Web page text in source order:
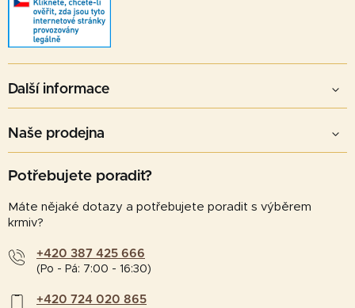
Další informace
Naše prodejna
Potřebujete poradit?
Máte nějaké dotazy a potřebujete poradit s výběrem
krmiv?
+420 387 425 666
(Po - Pá: 7:00 - 16:30)
+420 724 020 865